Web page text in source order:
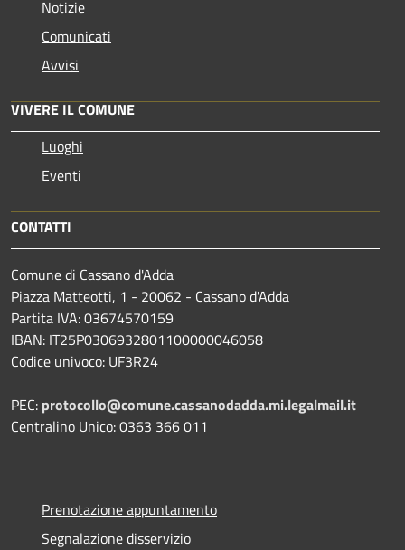
Notizie
Comunicati
Avvisi
VIVERE IL COMUNE
Luoghi
Eventi
CONTATTI
Comune di Cassano d'Adda
Piazza Matteotti, 1 - 20062 - Cassano d'Adda
Partita IVA: 03674570159
IBAN: IT25P0306932801100000046058
Codice univoco: UF3R24
PEC: protocollo@comune.cassanodadda.mi.legalmail.it
Centralino Unico: 0363 366 011
Prenotazione appuntamento
Segnalazione disservizio